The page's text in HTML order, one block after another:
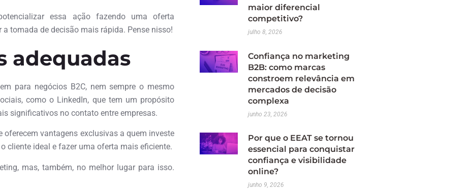
essa ação fazendo uma oferta
tomada de decisão mais rápida. Pense nisso!
adequadas
para negócios B2C, nem sempre o mesmo
como o LinkedIn, que tem um propósito
significativos no contato entre empresas.
oferecem vantagens exclusivas a quem investe
cliente ideal e fazer uma oferta mais eficiente.
mas, também, no melhor lugar para isso.
maior diferencial
competitivo?
julho 8, 2026
Confiança no marketing
B2B: como marcas
constroem relevância em
mercados de decisão
complexa
junho 23, 2026
Por que o EEAT se tornou
essencial para conquistar
confiança e visibilidade
online?
junho 9, 2026